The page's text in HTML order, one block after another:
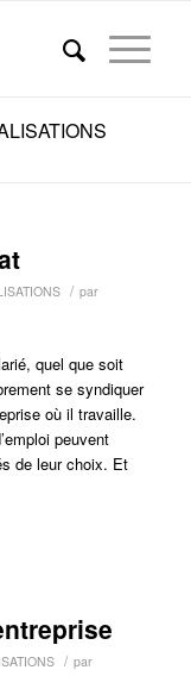
/ par
quel que soit
se syndiquer
où il travaille.
peuvent
de leur choix. Et
/ par